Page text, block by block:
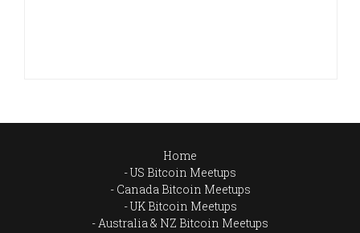
Home
US Bitcoin Meetups
Canada Bitcoin Meetups
UK Bitcoin Meetups
Australia & NZ Bitcoin Meetups